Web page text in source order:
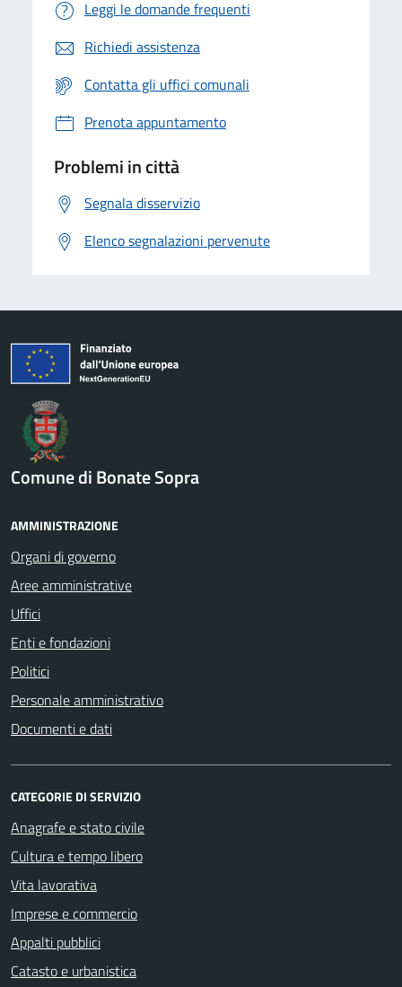
Leggi le domande frequenti
Richiedi assistenza
Contatta gli uffici comunali
Prenota appuntamento
Problemi in città
Segnala disservizio
Elenco segnalazioni pervenute
Comune di Bonate Sopra
AMMINISTRAZIONE
Organi di governo
Aree amministrative
Uffici
Enti e fondazioni
Politici
Personale amministrativo
Documenti e dati
CATEGORIE DI SERVIZIO
Anagrafe e stato civile
Cultura e tempo libero
Vita lavorativa
Imprese e commercio
Appalti pubblici
Catasto e urbanistica